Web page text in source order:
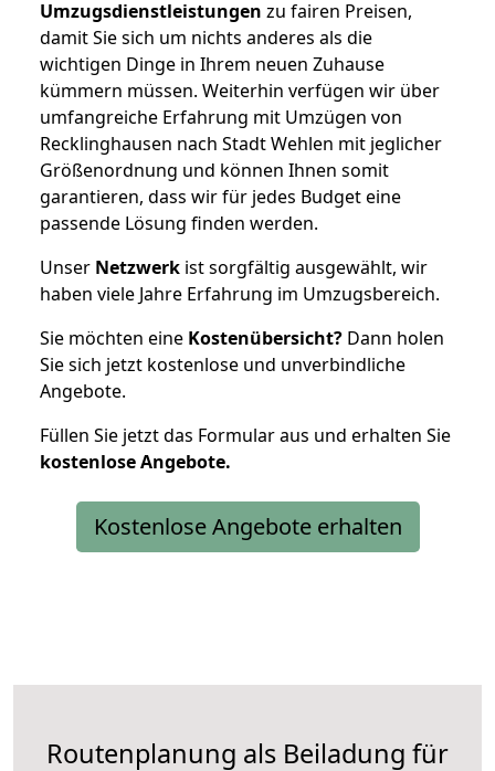
Umzugsdienstleistungen zu fairen Preisen,
damit Sie sich um nichts anderes als die
wichtigen Dinge in Ihrem neuen Zuhause
kümmern müssen. Weiterhin verfügen wir über
umfangreiche Erfahrung mit Umzügen von
Recklinghausen nach Stadt Wehlen mit jeglicher
Größenordnung und können Ihnen somit
garantieren, dass wir für jedes Budget eine
passende Lösung finden werden.
Unser Netzwerk ist sorgfältig ausgewählt, wir
haben viele Jahre Erfahrung im Umzugsbereich.
Sie möchten eine Kostenübersicht? Dann holen
Sie sich jetzt kostenlose und unverbindliche
Angebote.
Füllen Sie jetzt das Formular aus und erhalten Sie
kostenloseAngebote.
Kostenlose Angebote erhalten
Routenplanung als Beiladung für